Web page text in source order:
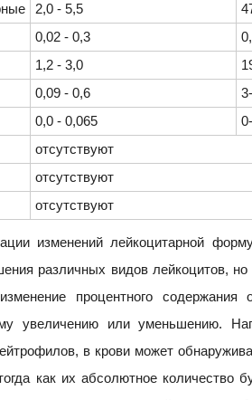
2,0 - 5,5
0,02 - 0,3
1,2 - 3,0
0,09 - 0,6
0,0 - 0,065
отсутствуют
отсутствуют
отсутствуют
изменений лейкоцитарной
различных видов лейкоцитов,
процентного содержания
увеличению или уменьшению.
в крови может
как их абсолютное количество